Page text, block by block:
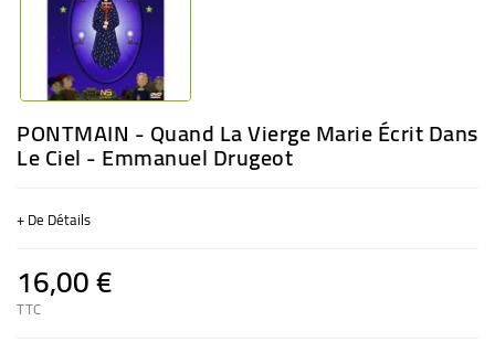
PONTMAIN - Quand La Vierge Marie Écrit Dans
Le Ciel - Emmanuel Drugeot
+ De Détails
16,00 €
TTC